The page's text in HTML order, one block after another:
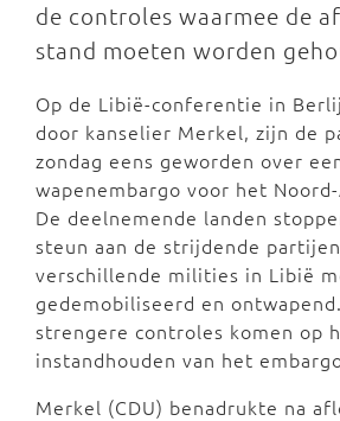
de controles waarmee de
stand moeten worden
Op de Libië-conferentie in
door kanselier Merkel, zijn de
zondag eens geworden over
wapenembargo voor het
De deelnemende landen
steun aan de strijdende
verschillende milities in Libië
gedemobiliseerd en
strengere controles komen op
instandhouden van het
Merkel (CDU) benadrukte na